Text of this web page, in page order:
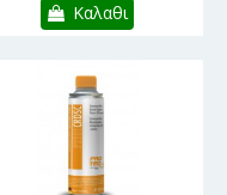
Καλαθι